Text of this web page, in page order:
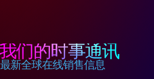
们的时事通讯
新全球在线销售信息